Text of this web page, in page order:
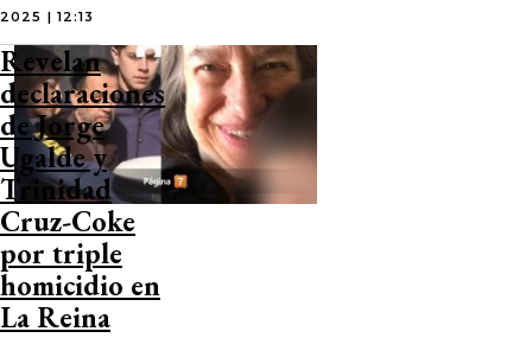
2025 | 12:13
Revelan
declaraciones
de Jorge
Ugalde y
Trinidad
Cruz-Coke
por triple
homicidio en
La Reina